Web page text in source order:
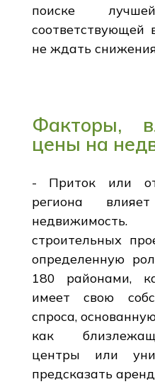
поиске
не ждать
Факторы,
цены на
- Приток или
региона
строительных
определенную
180 районами,
имеет свою
спроса,
как
центры или
предсказать